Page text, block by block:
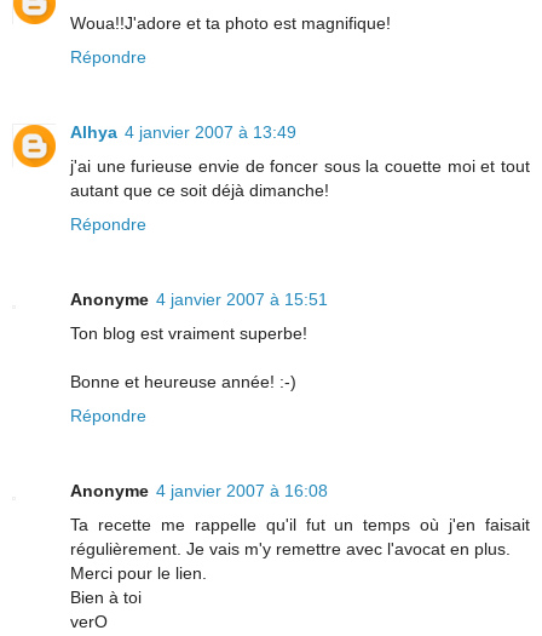
Woua!!J'adore et ta photo est magnifique!
Répondre
Alhya 4 janvier 2007 à 13:49
j'ai une furieuse envie de foncer sous la couette moi et tout
autant que ce soit déjà dimanche!
Répondre
Anonyme 4 janvier 2007 à 15:51
Ton blog est vraiment superbe!
Bonne et heureuse année! :-)
Répondre
Anonyme 4 janvier 2007 à 16:08
Ta recette me rappelle qu'il fut un temps où j'en faisait
régulièrement. Je vais m'y remettre avec l'avocat en plus.
Merci pour le lien.
Bien à toi
verO